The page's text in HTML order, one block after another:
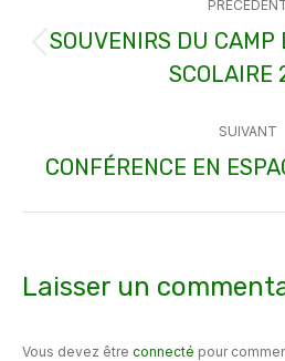
article
SOUVENIRS DU CAMP
SCOLAIRE
SUIVANT
CONFÉRENCE EN
Laisser un
Vous devez être connecté pour